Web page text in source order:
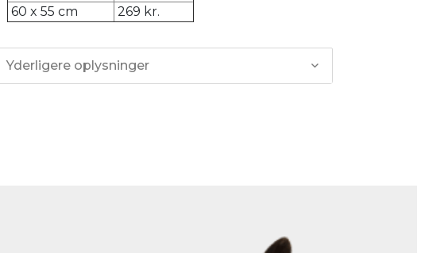
60 x 55 cm
269 kr.
Yderligere oplysninger